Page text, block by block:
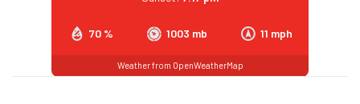
70 % 1003 mb 11 mph
Weather from OpenWeatherMap